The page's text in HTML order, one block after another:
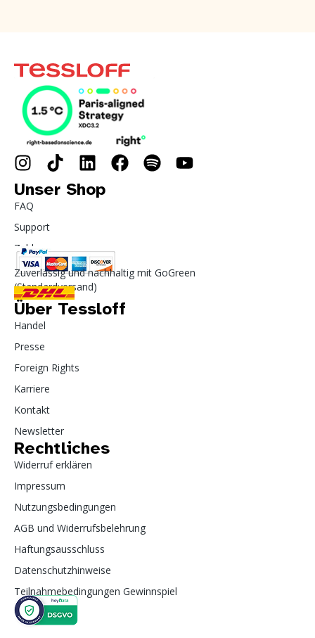
Unser Shop
FAQ
Support
Zahlung
Zuverlässig und nachhaltig mit GoGreen
(Standardversand)
Über Tessloff
Handel
Presse
Foreign Rights
Karriere
Kontakt
Newsletter
Rechtliches
Widerruf erklären
Impressum
Nutzungsbedingungen
AGB und Widerrufsbelehrung
Haftungsausschluss
Datenschutzhinweise
Teilnahmebedingungen Gewinnspiel